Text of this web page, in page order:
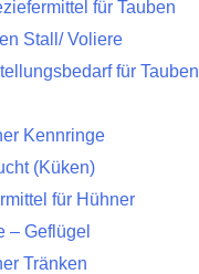
für Tauben
Stall/ Voliere
für Tauben
Kennringe
(Küken)
für Hühner
– Geflügel
Tränken